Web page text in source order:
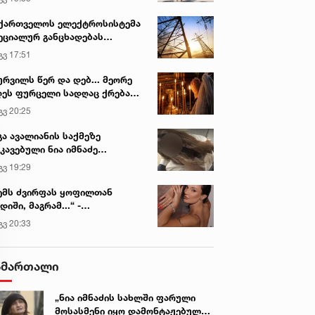
ელექტროსისტემა
განცხადებას
17:51
წერ და დებ... მეორე
ფურცელი სადღაც ქრება
სურვილი სრულდება...“ -
ტაძარი შიდა
20:25
ავალიანის საქმეზე
ნია იმნაძე
გადაჰყავთ
19:29
ძვირფას ყოფილთან
მაგრამ...“ -
პაიჭაძის
აღიარება
20:33
„ნია იმნაძის სახლში ფარული
მოსასმენი იყო დამონტაჟებული,